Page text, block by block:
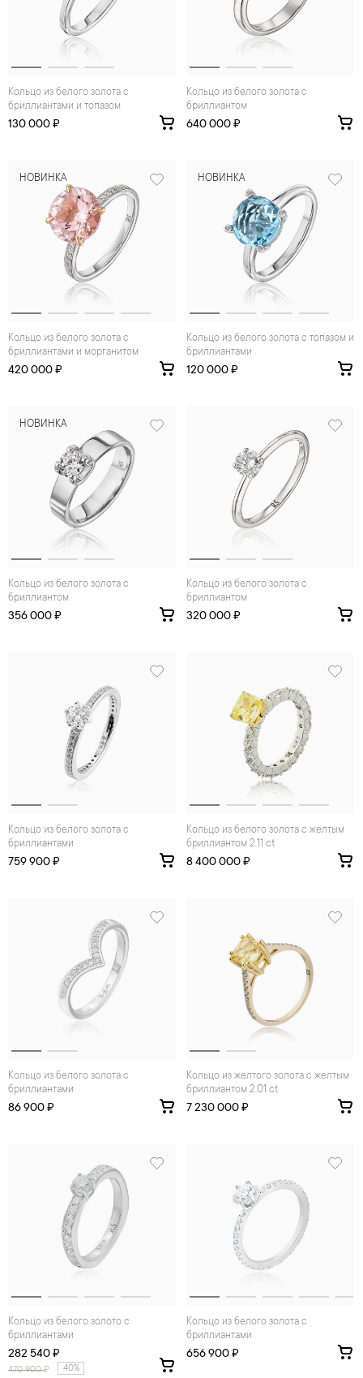
Кольцо из белого золота с
бриллиантами и топазом
130 000 ₽
Кольцо из белого золота с
бриллиантом
640 000 ₽
НОВИНКА
Кольцо из белого золота с
бриллиантами и морганитом
420 000 ₽
НОВИНКА
Кольцо из белого золота с топазом и
бриллиантами
120 000 ₽
НОВИНКА
Кольцо из белого золота с
бриллиантом
356 000 ₽
Кольцо из белого золота с
бриллиантом
320 000 ₽
Кольцо из белого золота с
бриллиантами
759 900 ₽
Кольцо из белого золота с желтым
бриллиантом 2.11 ct
8 400 000 ₽
Кольцо из белого золота с
бриллиантами
86 900 ₽
Кольцо из желтого золота с желтым
бриллиантом 2.01 ct
7 230 000 ₽
Кольцо из белого золото с
бриллиантами
282 540 ₽
470 900₽ 40%
Кольцо из белого золота с
бриллиантами
656 900 ₽